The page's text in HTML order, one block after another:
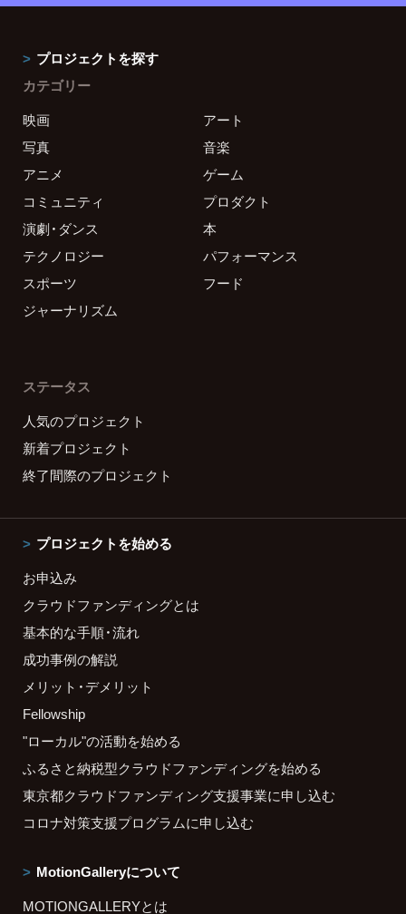
プロジェクトを探す
カテゴリー
映画
アート
写真
音楽
アニメ
ゲーム
コミュニティ
プロダクト
演劇・ダンス
本
テクノロジー
パフォーマンス
スポーツ
フード
ジャーナリズム
ステータス
人気のプロジェクト
新着プロジェクト
終了間際のプロジェクト
プロジェクトを始める
お申込み
クラウドファンディングとは
基本的な手順・流れ
成功事例の解説
メリット・デメリット
Fellowship
"ローカル"の活動を始める
ふるさと納税型クラウドファンディングを始める
東京都クラウドファンディング支援事業に申し込む
コロナ対策支援プログラムに申し込む
MotionGalleryについて
MOTIONGALLERYとは